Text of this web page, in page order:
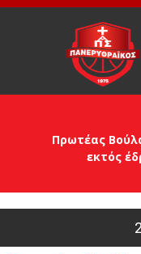
Πρωτέας
εκτός